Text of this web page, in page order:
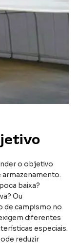
o objetivo
armazenamento.
baixa?
Ou
de campismo no
diferentes
especiais.
reduzir